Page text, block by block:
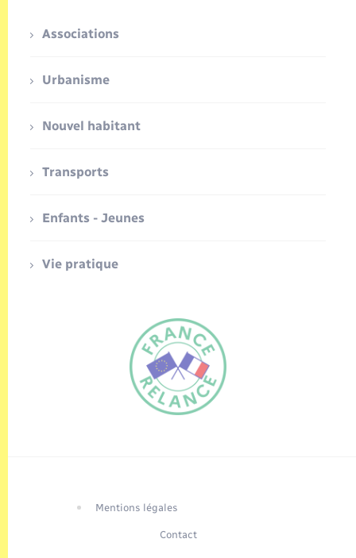
Associations
Urbanisme
Nouvel habitant
Transports
Enfants - Jeunes
Vie pratique
Mentions légales
Contact